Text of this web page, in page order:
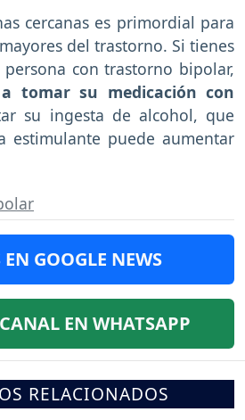
cercanas es primordial para
del trastorno. Si tienes
con trastorno bipolar,
tomar su medicación con
su ingesta de alcohol, que
estimulante puede aumentar
GOOGLE NEWS
EN WHATSAPP
RELACIONADOS